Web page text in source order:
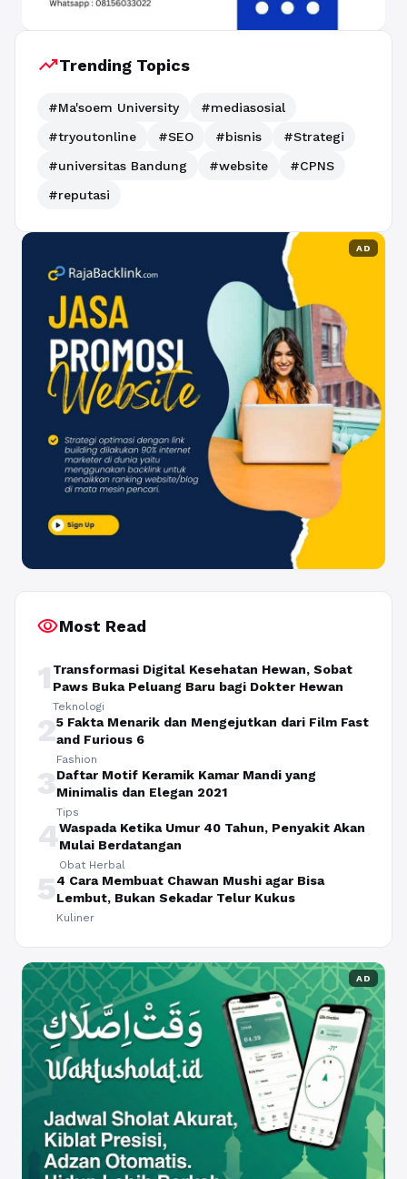
trending_upTrending Topics
#Ma'soem University
#mediasosial
#tryoutonline
#SEO #bisnis
#Strategi
#universitas Bandung
#website
#CPNS
#reputasi
AD
visibilityMost Read
1 Transformasi Digital Kesehatan Hewan, Sobat
Paws Buka Peluang Baru bagi Dokter Hewan
Teknologi
25 Fakta Menarik dan Mengejutkan dari Film Fast
and Furious 6
Fashion
3Daftar Motif Keramik Kamar Mandi yang
Minimalis dan Elegan 2021
Tips
4Waspada Ketika Umur 40 Tahun, Penyakit Akan
Mulai Berdatangan
Obat Herbal
54 Cara Membuat Chawan Mushi agar Bisa
Lembut, Bukan Sekadar Telur Kukus
Kuliner
AD